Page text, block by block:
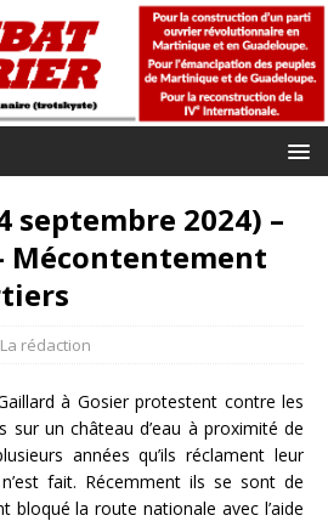
septembre 2024) –
Mécontentement
La rédaction
à Gosier protestent contre les
sur un château d’eau à proximité de
années qu’ils réclament leur
fait. Récemment ils se sont de
bloqué la route nationale avec l’aide